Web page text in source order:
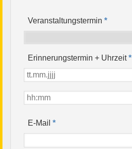
Veranstaltungstermin*
Erinnerungstermin + Uhrzeit*
E-Mail*